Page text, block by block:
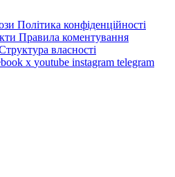
Політика конфіденційності
Правила коментування
власності
x youtube instagram telegram